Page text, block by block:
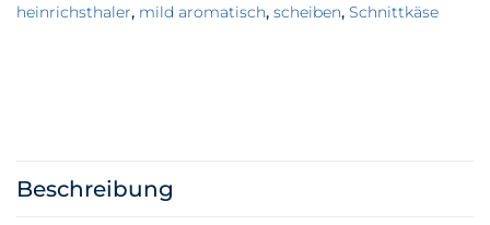
heinrichsthaler, mild aromatisch, scheiben, Schnittkäse
Beschreibung